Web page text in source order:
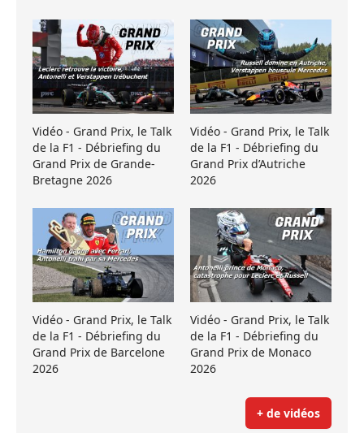
Vidéo - Grand Prix, le Talk
de la F1 - Débriefing du
Grand Prix de Grande-
Bretagne 2026
Vidéo - Grand Prix, le Talk
de la F1 - Débriefing du
Grand Prix d’Autriche
2026
Vidéo - Grand Prix, le Talk
de la F1 - Débriefing du
Grand Prix de Barcelone
2026
Vidéo - Grand Prix, le Talk
de la F1 - Débriefing du
Grand Prix de Monaco
2026
+ de vidéos